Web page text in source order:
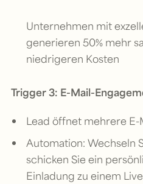
Unternehmen mit
generieren 50% mehr
niedrigeren Kosten
Trigger 3: E-Mail-
Lead öffnet mehrere E-
Automation: Wechseln
schicken Sie ein
Einladung zu einem